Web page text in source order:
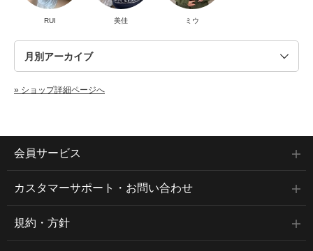
RUI 美佳 ミウ
» ショップ詳細ページへ
会員サービス
カスタマーサポート・お問い合わせ
規約・方針